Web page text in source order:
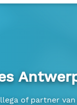
of partner van